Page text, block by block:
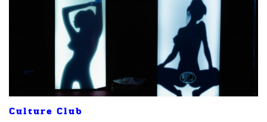
Culture Club